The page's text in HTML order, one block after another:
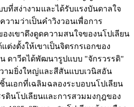
บที่สง่างามและได้รับแรงบันดาลใจ
ามว่าเป็นคำวิงวอนเพื่อการ
งเขาดึงดูดความสนใจของนโปเลียน
ต่งตั้งให้เขาเป็นจิตรกรเอกของ
ดาวีดได้พัฒนารูปแบบ "จักรวรรดิ"
ามยิ่งใหญ่และสีสันแบบเวนิสอัน
นเอกที่เฉลิมฉลองระบอบนโปเลียน
ดินโปเลียนและการสวมมงกุฎของ